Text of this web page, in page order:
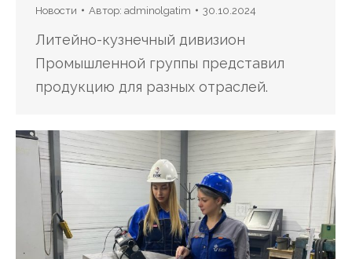
Новости Автор: adminolgatim 30.10.2024
Литейно-кузнечный дивизион
Промышленной группы представил
продукцию для разных отраслей.